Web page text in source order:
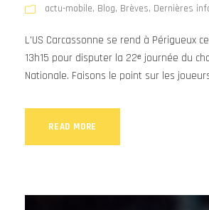
actu-mobile, Blog, Brèves, Dernières
L'US Carcassonne se rend à Périgueux
13h15 pour disputer la 22ᵉ journée du
Nationale. Faisons le point sur les
READ MORE